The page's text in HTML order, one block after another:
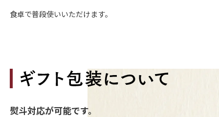
食卓で普段使いいただけます。
熨斗対応が可能です。